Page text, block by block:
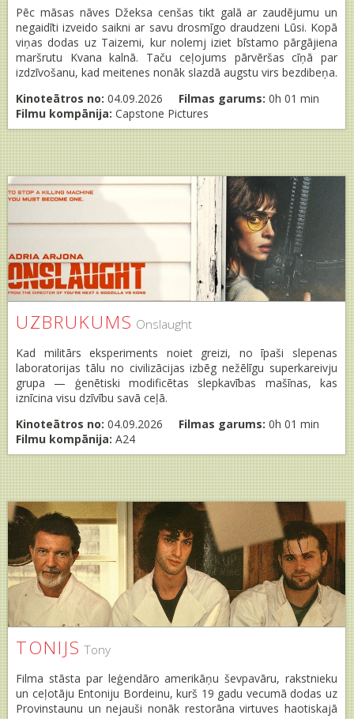
Pēc māsas nāves Džeksa cenšas tikt galā ar zaudējumu un
negaidīti izveido saikni ar savu drosmīgo draudzeni Lūsi. Kopā
viņas dodas uz Taizemi, kur nolemj iziet bīstamo pārgājiena
maršrutu Kvana kalnā. Taču ceļojums pārvēršas cīņā par
izdzīvošanu, kad meitenes nonāk slazdā augstu virs bezdibeņa.
Kinoteātros no: 04.09.2026 Filmas garums: 0h 01 min
Filmu kompānija: Capstone Pictures
UZBRUKUMS Onslaught
Kad militārs eksperiments noiet greizi, no īpaši slepenas
laboratorijas tālu no civilizācijas izbēg nežēlīgu superkareivju
grupa — ģenētiski modificētas slepkavības mašīnas, kas
iznīcina visu dzīvību savā ceļā.
Kinoteātros no: 04.09.2026 Filmas garums: 0h 01 min
Filmu kompānija: A24
TONIJS Tony
Filma stāsta par leģendāro amerikāņu ševpavāru, rakstnieku
un ceļotāju Entoniju Bordeinu, kurš 19 gadu vecumā dodas uz
Provinstaunu un nejauši nonāk restorāna virtuves haotiskajā